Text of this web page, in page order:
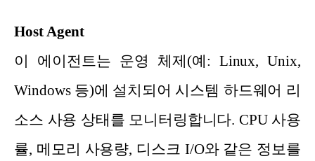
Host Agent
이 에이전트는 운영 체제(예: Linux, Unix,
Windows 등)에 설치되어 시스템 하드웨어 리
소스 사용 상태를 모니터링합니다. CPU 사용
률, 메모리 사용량, 디스크 I/O와 같은 정보를